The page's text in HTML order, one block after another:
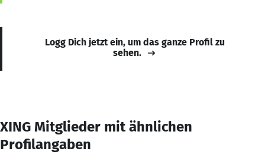
Logg Dich jetzt ein, um das ganze Profil zu
sehen.
XING Mitglieder mit ähnlichen
Profilangaben